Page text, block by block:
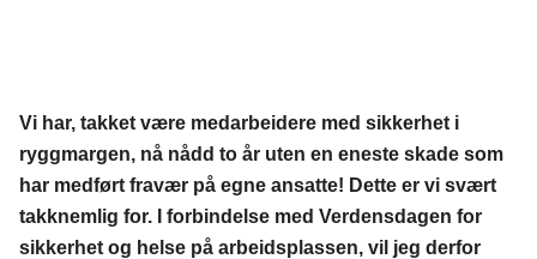
Vi har, takket være medarbeidere med sikkerhet i
ryggmargen, nå nådd to år uten en eneste skade som
har medført fravær på egne ansatte! Dette er vi svært
takknemlig for. I forbindelse med Verdensdagen for
sikkerhet og helse på arbeidsplassen, vil jeg derfor